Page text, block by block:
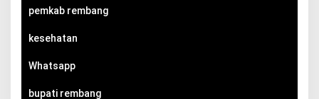
pemkab rembang
kesehatan
Whatsapp
bupati rembang